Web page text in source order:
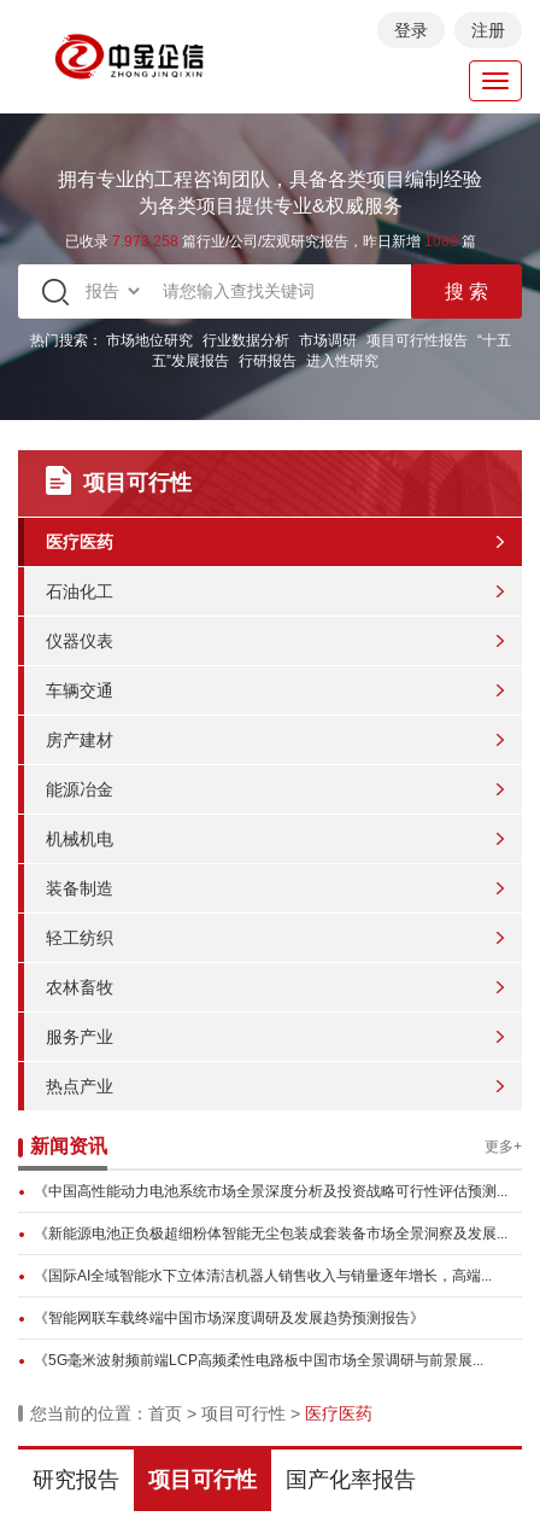
登录 注册
拥有专业的工程咨询团队，具备各类项目编制经验
为各类项目提供专业&权威服务
已收录 7.973.258 篇行业/公司/宏观研究报告，昨日新增 1088篇
热门搜索： 市场地位研究 行业数据分析 市场调研 项目可行性报告
“十五
五”发展报告 行研报告 进入性研究
项目可行性
医疗医药
石油化工
仪器仪表
车辆交通
房产建材
能源冶金
机械机电
装备制造
轻工纺织
农林畜牧
服务产业
热点产业
新闻资讯 更多+
《中国高性能动力电池系统市场全景深度分析及投资战略可行性评估预测...
《新能源电池正负极超细粉体智能无尘包装成套装备市场全景洞察及发展...
《国际AI全域智能水下立体清洁机器人销售收入与销量逐年增长，高端...
《智能网联车载终端中国市场深度调研及发展趋势预测报告》
《5G毫米波射频前端LCP高频柔性电路板中国市场全景调研与前景展...
您当前的位置： 首页 > 项目可行性 > 医疗医药
研究报告 项目可行性 国产化率报告